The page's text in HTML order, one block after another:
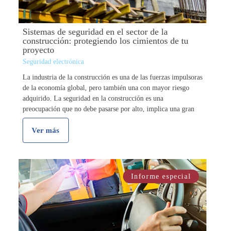
Sistemas de seguridad en el sector de la
construcción: protegiendo los cimientos de tu
proyecto
Seguridad electrónica
La industria de la construcción es una de las fuerzas impulsoras
de la economía global, pero también una con mayor riesgo
adquirido. La seguridad en la construcción es una
preocupación que no debe pasarse por alto, implica una gran
variedad …
Ver más
Informe especial